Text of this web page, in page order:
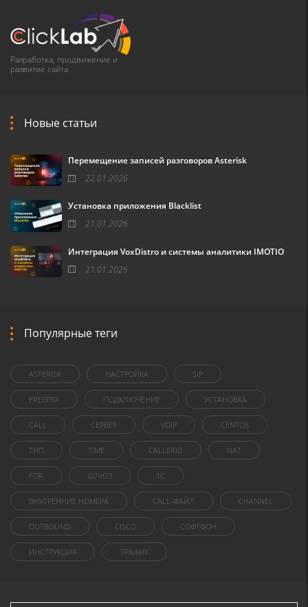
Разработка, продвижение и
развитие сайта
Новые статьи
Перемещение записей разговоров Asterisk
22.01.2026
Установка приложения Blacklist
21.01.2026
Интеграция VoxDistro и системы аналитики IMOTIO
21.01.2026
Популярные теги
ASTERISK НАСТРОЙКА SIP
FREEPBX ПОДКЛЮЧЕНИЕ УСТАНОВКА
CALL СЕРВЕР VOIP CENTOS
ТИП TIME CALLERID NAT
FOR ШЛЮЗ 1C
ВНУТРЕННИЕ НОМЕРА CALL-ФАЙЛ CHANNEL
OUTBOUND CISCO СОФТФОН
ИНСТРУКЦИЯ ТРАФИК